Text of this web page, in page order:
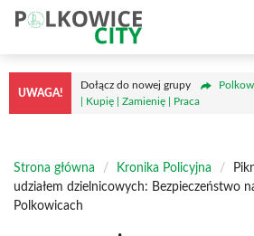
Przejdź
treści
UWAGA!
Dołącz do nowej grupy
| Kupię | Zamienię | Praca
Strona główna / Kronika Policyjna /
udziałem dzielnicowych: Bezpieczeństwo
Polkowicach